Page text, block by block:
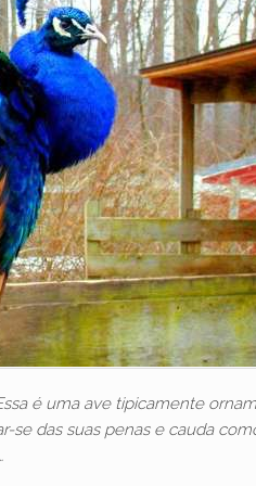
é uma ave tipicamente
das suas penas e cauda